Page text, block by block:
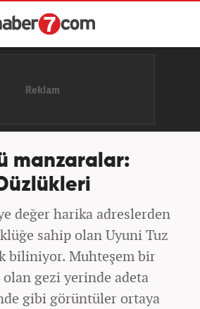
manzaralar:
değer harika adreslerden
sahip olan Uyuni Tuz
biliniyor. Muhteşem bir
gezi yerinde adeta
gibi görüntüler ortaya